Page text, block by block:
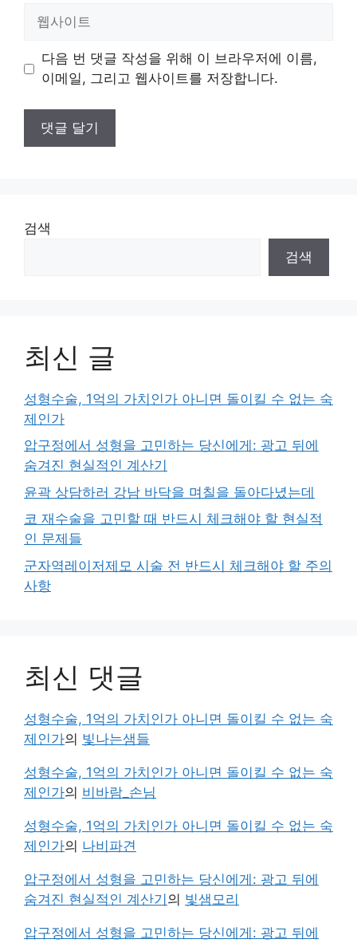
트
다음 번 댓글 작성을 위해 이 브라우저에 이름,
이메일, 그리고 웹사이트를 저장합니다.
검색
검색
최신 글
성형수술, 1억의 가치인가 아니면 돌이킬 수 없는 숙
제인가
압구정에서 성형을 고민하는 당신에게: 광고 뒤에
숨겨진 현실적인 계산기
윤곽 상담하러 강남 바닥을 며칠을 돌아다녔는데
코 재수술을 고민할 때 반드시 체크해야 할 현실적
인 문제들
군자역레이저제모 시술 전 반드시 체크해야 할 주의
사항
최신 댓글
성형수술, 1억의 가치인가 아니면 돌이킬 수 없는 숙
제인가의 빛나는샘들
성형수술, 1억의 가치인가 아니면 돌이킬 수 없는 숙
제인가의 비바람_손님
성형수술, 1억의 가치인가 아니면 돌이킬 수 없는 숙
제인가의 나비파견
압구정에서 성형을 고민하는 당신에게: 광고 뒤에
숨겨진 현실적인 계산기의 빛샘모리
압구정에서 성형을 고민하는 당신에게: 광고 뒤에